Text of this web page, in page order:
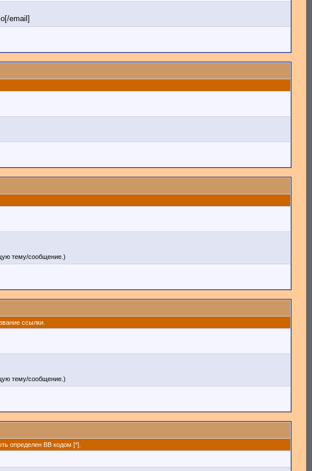
email]
тему/сообщение.)
ссылки.
тему/сообщение.)
определен BB кодом [*].